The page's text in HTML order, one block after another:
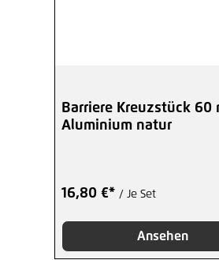
Barriere Kreuzstück 60
Aluminium natur
16,80 €* / Je Set
Ansehen